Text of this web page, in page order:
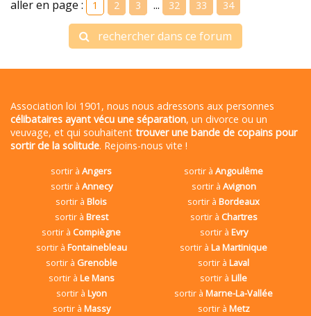
aller en page : 1 2 3 ... 32 33 34
rechercher dans ce forum
Association loi 1901, nous nous adressons aux personnes
célibataires ayant vécu une séparation, un divorce ou un
veuvage, et qui souhaitent trouver une bande de copains pour
sortir de la solitude. Rejoins-nous vite !
sortir àAngers sortir àAngoulême
sortir à Annecy sortir à Avignon
sortir àBlois sortir àBordeaux
sortir à Brest sortir à Chartres
sortir à Compiègne sortir à Evry
sortir à Fontainebleau sortir àLa Martinique
sortir à Grenoble sortir àLaval
sortir à Le Mans sortir àLille
sortir à Lyon sortir àMarne-La-Vallée
sortir à Massy sortir à Metz